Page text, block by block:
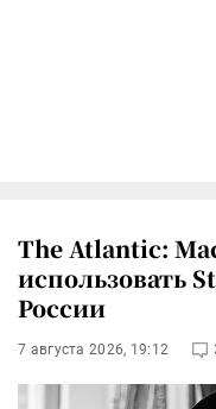
The Atlantic:
использовать
России
7 августа 2026, 19:12